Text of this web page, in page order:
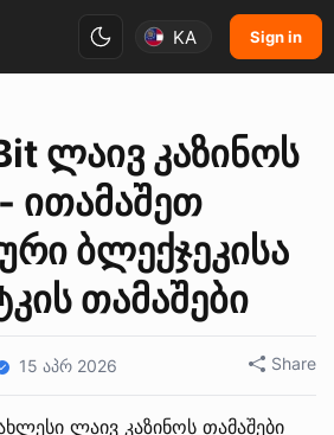
KA Sign in
ლაივ კაზინოს
ითამაშეთ
ბლექჯეკისა
თამაშები
15 აპრ 2026 Share
ლაივ კაზინოს თამაშები